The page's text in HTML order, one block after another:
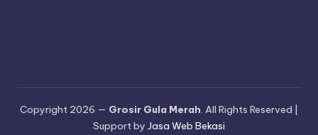
Copyright 2026 — Grosir Gula Merah. All Rights Reserved |
Support by Jasa Web Bekasi